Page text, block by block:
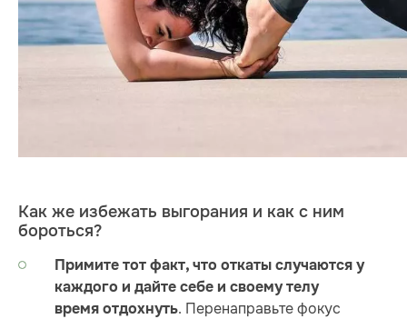
Как же избежать выгорания и как с ним
бороться?
Примите тот факт, что откаты случаются у
каждого и дайте себе и своему телу
время отдохнуть. Перенаправьте фокус